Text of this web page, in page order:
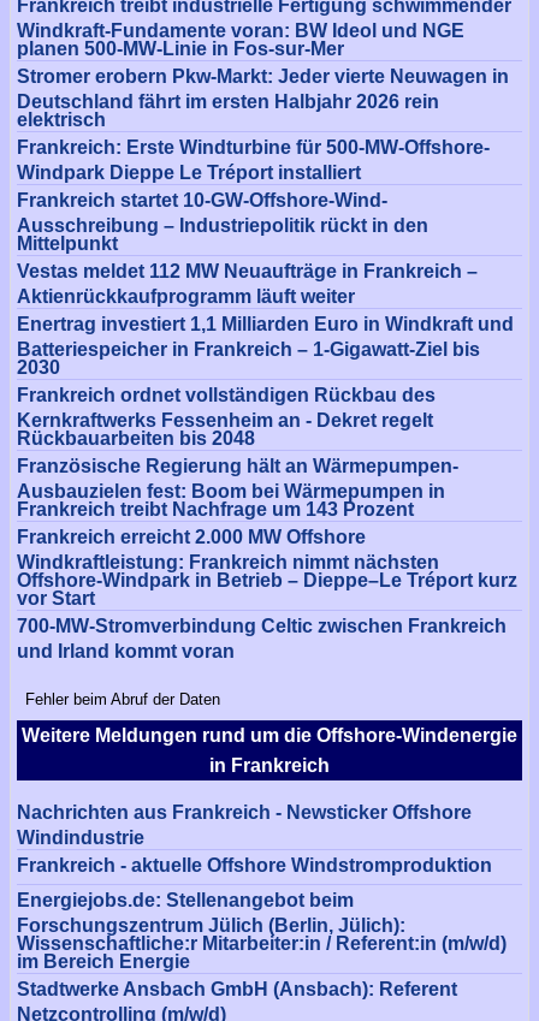
Weitere Meldungen rund um die Offshore-Windenergie
in Frankreich
Nachrichten aus Frankreich - Newsticker Offshore
Windindustrie
Frankreich - aktuelle Offshore Windstromproduktion
Energiejobs.de: Stellenangebot beim
Forschungszentrum Jülich (Berlin, Jülich):
Wissenschaftliche:r Mitarbeiter:in / Referent:in (m/w/d)
im Bereich Energie
Stadtwerke Ansbach GmbH (Ansbach): Referent
Netzcontrolling (m/w/d)
Frankreich treibt industrielle Fertigung schwimmender
Windkraft-Fundamente voran: BW Ideol und NGE
planen 500-MW-Linie in Fos-sur-Mer
Stromer erobern Pkw-Markt: Jeder vierte Neuwagen in
Deutschland fährt im ersten Halbjahr 2026 rein
elektrisch
Frankreich: Erste Windturbine für 500-MW-Offshore-
Windpark Dieppe Le Tréport installiert
Frankreich startet 10-GW-Offshore-Wind-
Ausschreibung – Industriepolitik rückt in den
Mittelpunkt
Vestas meldet 112 MW Neuaufträge in Frankreich –
Aktienrückkaufprogramm läuft weiter
Enertrag investiert 1,1 Milliarden Euro in Windkraft und
Batteriespeicher in Frankreich – 1-Gigawatt-Ziel bis
2030
Frankreich ordnet vollständigen Rückbau des
Kernkraftwerks Fessenheim an - Dekret regelt
Rückbauarbeiten bis 2048
Französische Regierung hält an Wärmepumpen-
Ausbauzielen fest: Boom bei Wärmepumpen in
Frankreich treibt Nachfrage um 143 Prozent
Frankreich erreicht 2.000 MW Offshore
Windkraftleistung: Frankreich nimmt nächsten
Offshore-Windpark in Betrieb – Dieppe–Le Tréport kurz
vor Start
700-MW-Stromverbindung Celtic zwischen Frankreich
und Irland kommt voran
Fehler beim Abruf der Daten